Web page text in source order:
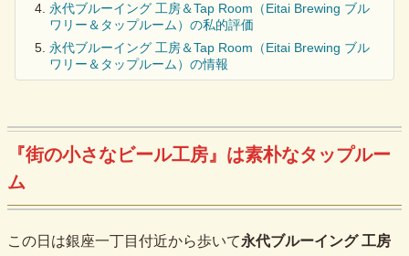
永代ブルーイング 工房＆Tap Room（Eitai Brewing ブル
ワリー＆タップルーム）の私的評価
永代ブルーイング 工房＆Tap Room（Eitai Brewing ブル
ワリー＆タップルーム）の情報
『街の小さなビール工房』は素朴なタップルー
ム
この日は銀座一丁目付近から歩いて永代ブルーイング 工房